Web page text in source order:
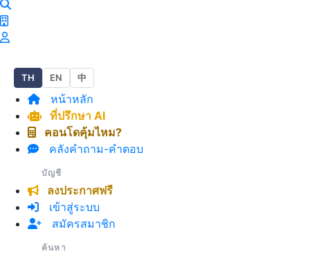
TH EN 中
หน้าหลัก
ที่ปรึกษา AI
คอนโดคุ้มไหม?
คลังคำถาม-คำตอบ
บัญชี
ลงประกาศฟรี
เข้าสู่ระบบ
สมัครสมาชิก
ค้นหา